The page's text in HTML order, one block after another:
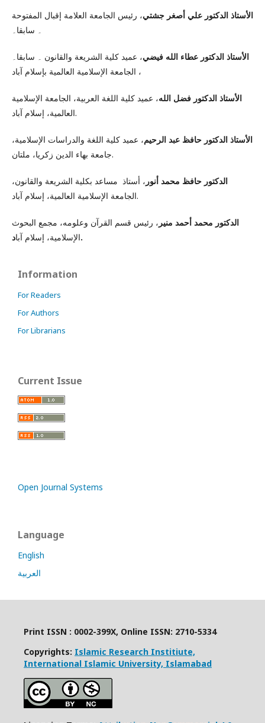
الأستاذ الدكتور علي أصغر جشتي، رئيس الجامعة العلامة إقبال المفتوحة
الأستاذ الدكتور عطاء الله فيضي، عميد كلية الشريعة والقانون ۔ سابقا۔
، الجامعة الإسلامية العالمية بإسلام آباد
الأستاذ الدكتور فضل الله، عميد كلية اللغة العربية، الجامعة الإسلامية
العالمية، إسلام آباد.
الأستاذ الدكتور حافظ عبد الرحيم، عميد كلية اللغة والدراسات الإسلامية،
جامعة بهاء الدين زكريا، ملتان.
الدكتور حافظ محمد أنور ، أستاذ مساعد بكلية الشريعة والقانون،
الجامعة الإسلامية العالمية، إسلام آباد.
الدكتور محمد أحمد منير ، رئيس قسم القرآن وعلومه، مجمع البحوث
الإسلامية، إسلام آباد.
Information
For Readers
For Authors
For Librarians
Current Issue
Open Journal Systems
Language
English
العربية
Print ISSN : 0002-399X, Online ISSN: 2710-5334
Copyrights: Islamic Research Institiute,
International Islamic University, Islamabad